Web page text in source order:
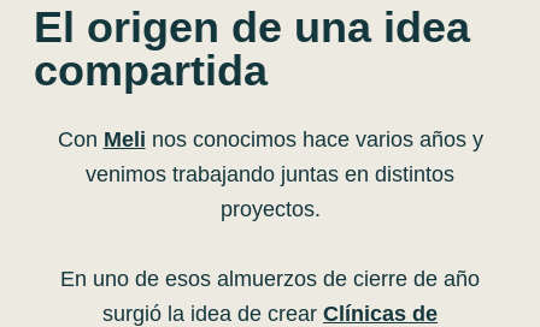
El origen de una idea
compartida
Con Meli nos conocimos hace varios años y
venimos trabajando juntas en distintos
proyectos.
En uno de esos almuerzos de cierre de año
surgió la idea de crear Clínicas de